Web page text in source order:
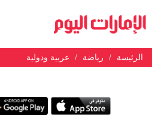
الرئيسة رياضة عربية ودولية